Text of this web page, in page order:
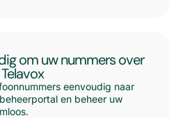
om uw nummers over
eenvoudig naar
en beheer uw